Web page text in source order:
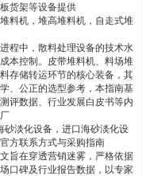
货架等设备提供
料机，堆高堆料机，自走式堆
中，散料处理设备的技术水
本控制。皮带堆料机、料场堆
存储转运环节的核心装备，其
、公正的选型参考，本指南基
评数据、行业发展白皮书等内
淡化设备，进口海砂淡化设
方联系方式与采购指南
在穿透营销迷雾，严格依据
口碑及行业报告数据，以专家